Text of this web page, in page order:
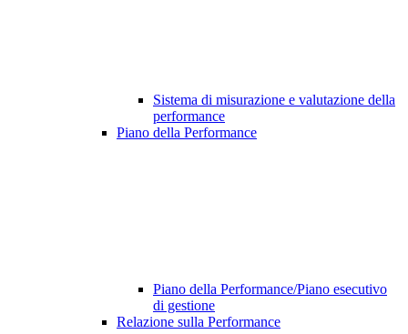
Sistema di misurazione e valutazione della
performance
Piano della Performance
Piano della Performance/Piano esecutivo
di gestione
Relazione sulla Performance